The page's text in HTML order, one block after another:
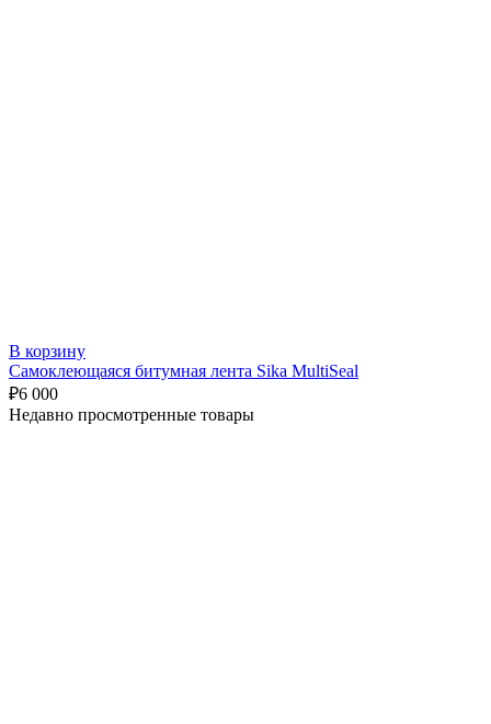
В корзину
Самоклеющаяся битумная лента Sika MultiSeal
₽6 000
Недавно просмотренные товары